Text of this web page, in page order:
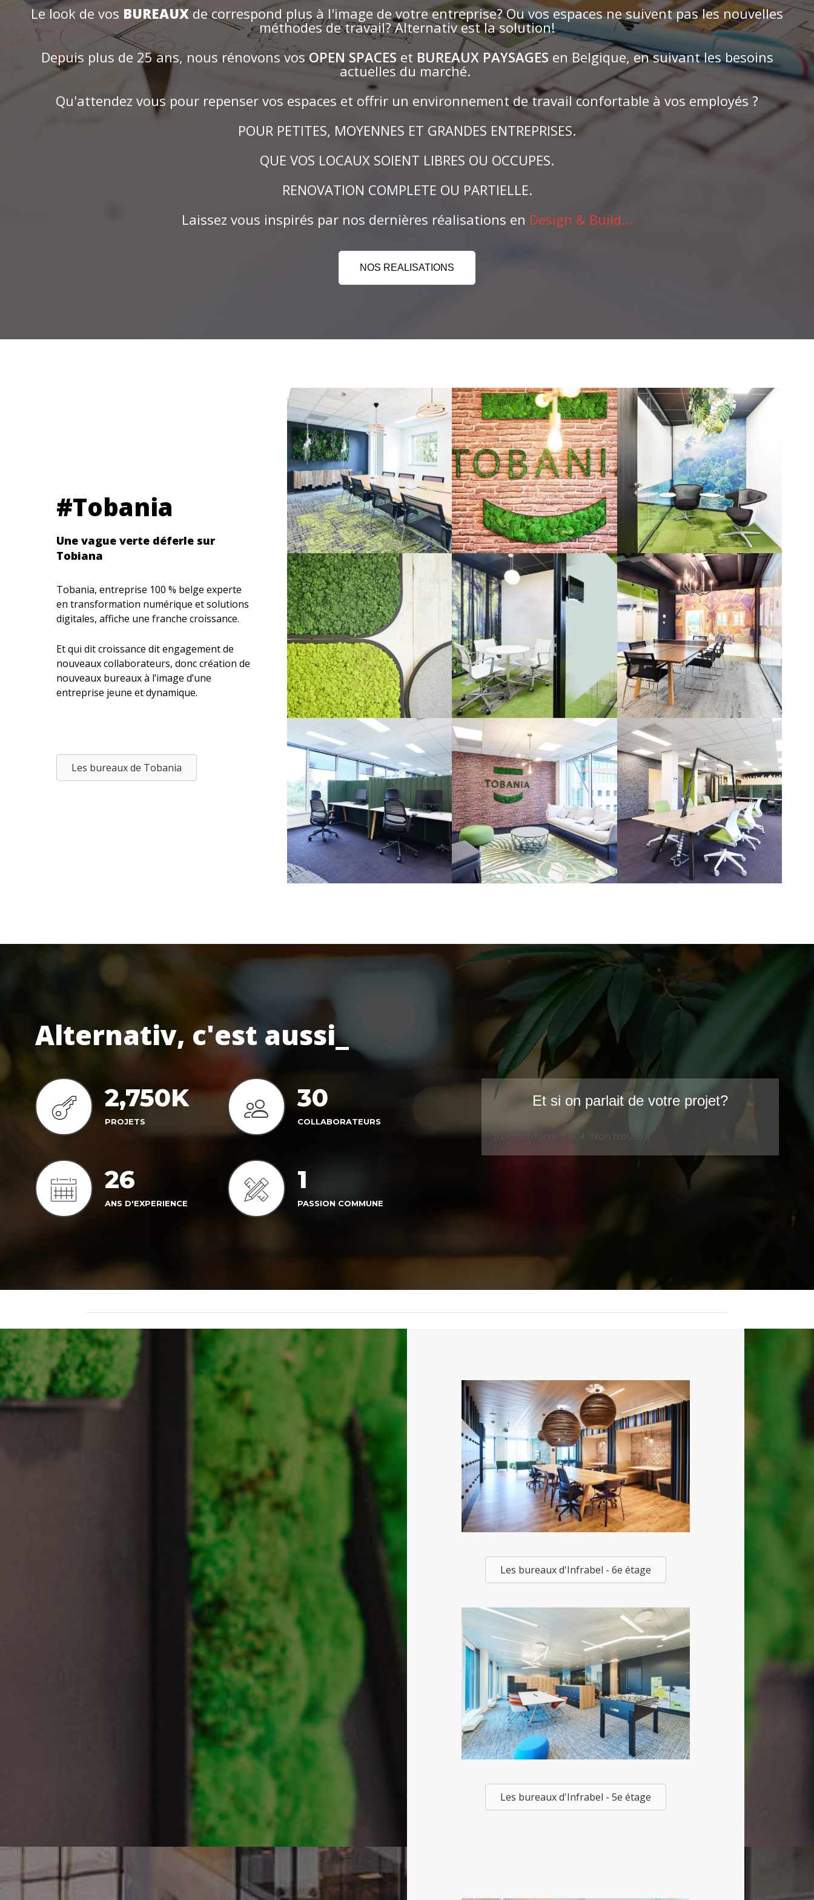
Le look de vos BUREAUXde correspond plus à l'image de votre entreprise? Ou vos espaces ne suivent pas les nouvelles
méthodes de travail? Alternativ est la solution!
Depuis plus de 25 ans, nous rénovons vos OPEN SPACES et BUREAUX PAYSAGES en Belgique, en suivant les besoins
actuelles du marché.
Qu'attendez vous pour repenser vos espaces et offrir un environnement de travail confortable à vos employés ?
POUR PETITES, MOYENNES ET GRANDES ENTREPRISES.
QUE VOS LOCAUX SOIENT LIBRES OU OCCUPES.
RENOVATION COMPLETE OU PARTIELLE.
Laissez vous inspirés par nos dernières réalisations en Design & Build...
NOS REALISATIONS
#Tobania
Une vague verte déferle sur
Tobiana
Tobania, entreprise 100 % belge experte
en transformation numérique et solutions
digitales, affiche une franche croissance.
Et qui dit croissance dit engagement de
nouveaux collaborateurs, donc création de
nouveaux bureaux à l’image d’une
entreprise jeune et dynamique.
Les bureaux de Tobania
Alternativ, c'est aussi_
2,750K
PROJETS
26
ANS D'EXPERIENCE
30
COLLABORATEURS
1
PASSION COMMUNE
Et si on parlait de votre projet?
[contact-form-7 404 "Non trouvé"]
Les bureaux d'Infrabel - 6e étage
Les bureaux d'Infrabel - 5e étage